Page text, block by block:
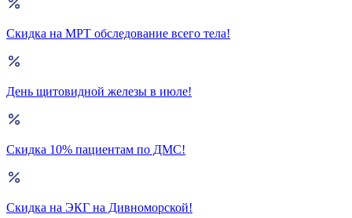
Скидка на МРТ обследование всего тела!
День щитовидной железы в июле!
Скидка 10% пациентам по ДМС!
Скидка на ЭКГ на Дивноморской!